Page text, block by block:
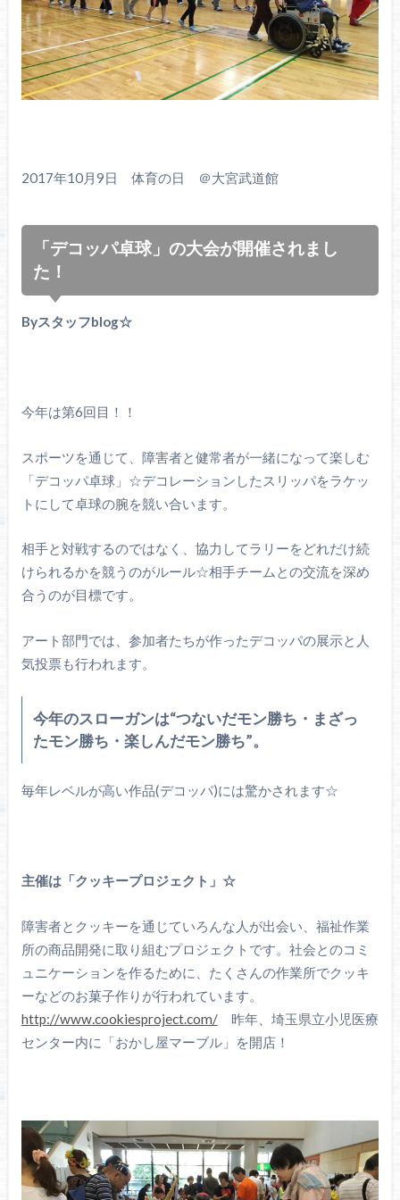
2017年10月9日 体育の日 ＠大宮武道館
「デコッパ卓球」の大会が開催されまし
た！
Byスタッフblog☆
今年は第6回目！！
スポーツを通じて、障害者と健常者が一緒になって楽しむ
「デコッパ卓球」☆デコレーションしたスリッパをラケッ
トにして卓球の腕を競い合います。
相手と対戦するのではなく、協力してラリーをどれだけ続
けられるかを競うのがルール☆相手チームとの交流を深め
合うのが目標です。
アート部門では、参加者たちが作ったデコッパの展示と人
気投票も行われます。
今年のスローガンは“つないだモン勝ち・まざっ
たモン勝ち・楽しんだモン勝ち”。
毎年レベルが高い作品(デコッパ)には驚かされます☆
主催は「クッキープロジェクト」☆
障害者とクッキーを通じていろんな人が出会い、福祉作業
所の商品開発に取り組むプロジェクトです。社会とのコミ
ュニケーションを作るために、たくさんの作業所でクッキ
ーなどのお菓子作りが行われています。
http://www.cookiesproject.com/昨年、埼玉県立小児医療
センター内に「おかし屋マーブル」を開店！